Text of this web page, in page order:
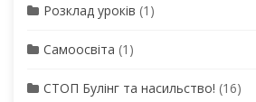
Розклад уроків (1)
Самоосвіта (1)
СТОП Булінг та насильство! (16)